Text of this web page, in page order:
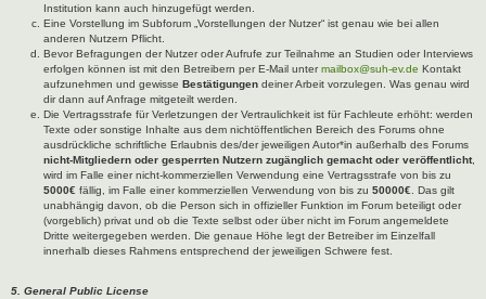
Institution kann auch hinzugefügt werden.
Eine Vorstellung im Subforum „Vorstellungen der Nutzer“ ist genau wie bei allen
anderen Nutzern Pflicht.
Bevor Befragungen der Nutzer oder Aufrufe zur Teilnahme an Studien oder Interviews
erfolgen können ist mit den Betreibern per E-Mail untermailbox@suh-ev.de Kontakt
aufzunehmen und gewisse Bestätigungen deiner Arbeit vorzulegen. Was genau wird
dir dann auf Anfrage mitgeteilt werden.
Die Vertragsstrafe für Verletzungen der Vertraulichkeit ist für Fachleute erhöht: werden
Texte oder sonstige Inhalte aus dem nichtöffentlichen Bereich des Forums ohne
ausdrückliche schriftliche Erlaubnis des/der jeweiligen Autor*in außerhalb des Forums
nicht-Mitgliedern oder gesperrten Nutzern zugänglich gemacht oder veröffentlicht,
wird im Falle einer nicht-kommerziellen Verwendung eine Vertragsstrafe von bis zu
5000€ fällig, im Falle einer kommerziellen Verwendung von bis zu 50000€ . Das gilt
unabhängig davon, ob die Person sich in offizieller Funktion im Forum beteiligt oder
(vorgeblich) privat und ob die Texte selbst oder über nicht im Forum angemeldete
Dritte weitergegeben werden. Die genaue Höhe legt der Betreiber im Einzelfall
innerhalb dieses Rahmens entsprechend der jeweiligen Schwere fest.
5. General Public License